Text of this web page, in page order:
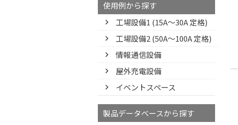
使用例から探す
工場設備1 (15A〜30A 定格)
工場設備2 (50A〜100A 定格)
情報通信設備
屋外充電設備
イベントスペース
製品データベースから探す